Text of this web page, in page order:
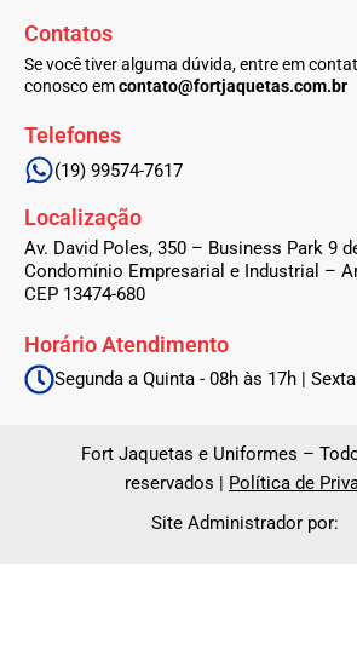
o
o
k
-
g
r
a
m
Contatos
Se você tiver alguma dúvida, entre em
conosco emcontato@fortjaquetas.com.br
Telefones
(19) 99574-7617
Localização
Av. David Poles, 350 – Business Park 9
Condomínio Empresarial e Industrial –
CEP 13474-680
Horário Atendimento
Segunda a Quinta - 08h às 17h |
Fort Jaquetas e Uniformes –
reservados | Política de
Site Administrador por: